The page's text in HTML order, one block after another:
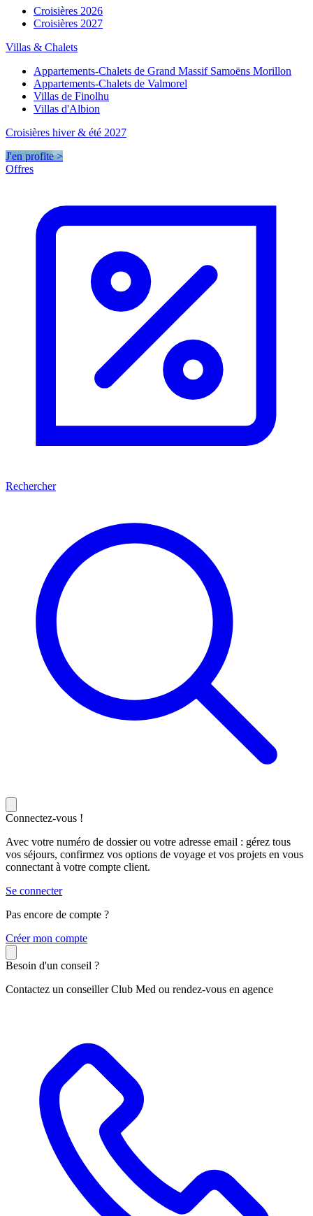
Croisières 2026
Croisières 2027
Villas & Chalets
Appartements-Chalets de Grand Massif Samoëns Morillon
Appartements-Chalets de Valmorel
Villas de Finolhu
Villas d'Albion
Croisières hiver & été 2027
J'en profite >
Offres
Rechercher
Connectez-vous !
Avec votre numéro de dossier ou votre adresse email : gérez tous
vos séjours, confirmez vos options de voyage et vos projets en vous
connectant à votre compte client.
Se connecter
Pas encore de compte ?
Créer mon compte
Besoin d'un conseil ?
Contactez un conseiller Club Med ou rendez-vous en agence